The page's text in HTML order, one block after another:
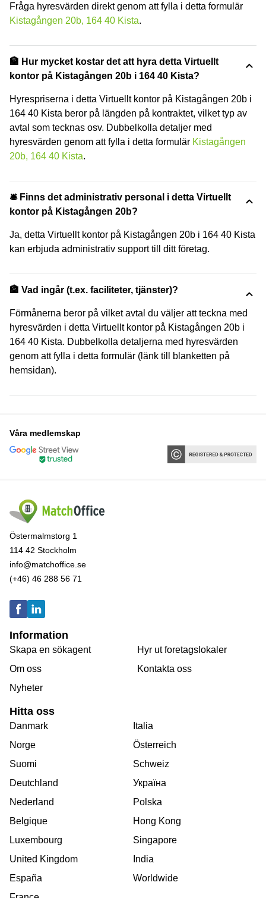
Fråga hyresvärden direkt genom att fylla i detta formulär
Kistagången 20b, 164 40 Kista.
🏦 Hur mycket kostar det att hyra detta Virtuellt
kontor på Kistagången 20b i 164 40 Kista?
Hyrespriserna i detta Virtuellt kontor på Kistagången 20b i
164 40 Kista beror på längden på kontraktet, vilket typ av
avtal som tecknas osv. Dubbelkolla detaljer med
hyresvärden genom att fylla i detta formulär Kistagången
20b, 164 40 Kista.
🛎 Finns det administrativ personal i detta Virtuellt
kontor på Kistagången 20b?
Ja, detta Virtuellt kontor på Kistagången 20b i 164 40 Kista
kan erbjuda administrativ support till ditt företag.
🏦 Vad ingår (t.ex. faciliteter, tjänster)?
Förmånerna beror på vilket avtal du väljer att teckna med
hyresvärden i detta Virtuellt kontor på Kistagången 20b i
164 40 Kista. Dubbelkolla detaljerna med hyresvärden
genom att fylla i detta formulär (länk till blanketten på
hemsidan).
Våra medlemskap
Östermalmstorg 1
114 42 Stockholm
info@matchoffice.se
(+46) 46 288 56 71
Information
Skapa en sökagent
Om oss
Nyheter
Hyr ut foretagslokaler
Kontakta oss
Hitta oss
Danmark
Norge
Suomi
Deutchland
Nederland
Belgique
Luxembourg
United Kingdom
España
Italia
Österreich
Schweiz
Україна
Polska
Hong Kong
Singapore
India
Worldwide